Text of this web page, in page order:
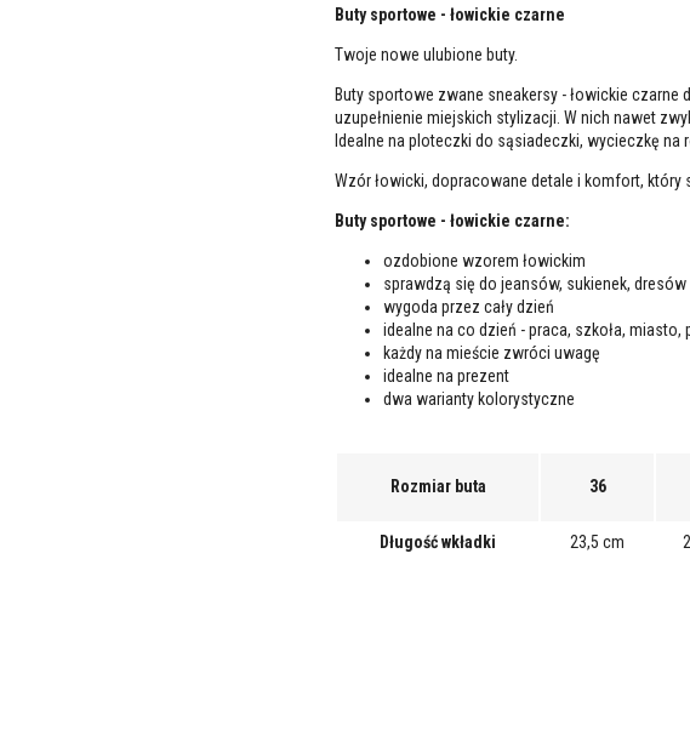
Buty sportowe - łowickie czarne
Twoje nowe ulubione buty.
Buty sportowe zwane sneakersy - łowickie
uzupełnienie miejskich stylizacji. W nich nawet
Idealne na ploteczki do sąsiadeczki, wycieczkę na
Wzór łowicki, dopracowane detale i komfort, który
Buty sportowe - łowickie czarne:
ozdobione wzorem łowickim
sprawdzą się do jeansów, sukienek, dresów
wygoda przez cały dzień
idealne na co dzień - praca, szkoła, miasto,
każdy na mieście zwróci uwagę
idealne na prezent
dwa warianty kolorystyczne
Rozmiar buta 36
Długość wkładki 23,5 cm